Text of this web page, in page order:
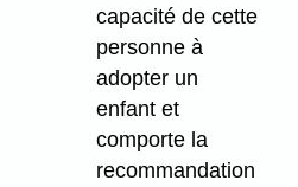
capacité de cette
personne à
adopter un
enfant et
comporte la
recommandation